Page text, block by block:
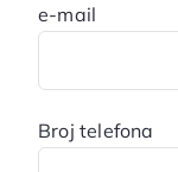
e-mail
Broj telefona